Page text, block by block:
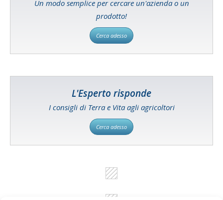
Un modo semplice per cercare un'azienda o un
prodotto!
Cerca adesso
L'Esperto risponde
I consigli di Terra e Vita agli agricoltori
Cerca adesso